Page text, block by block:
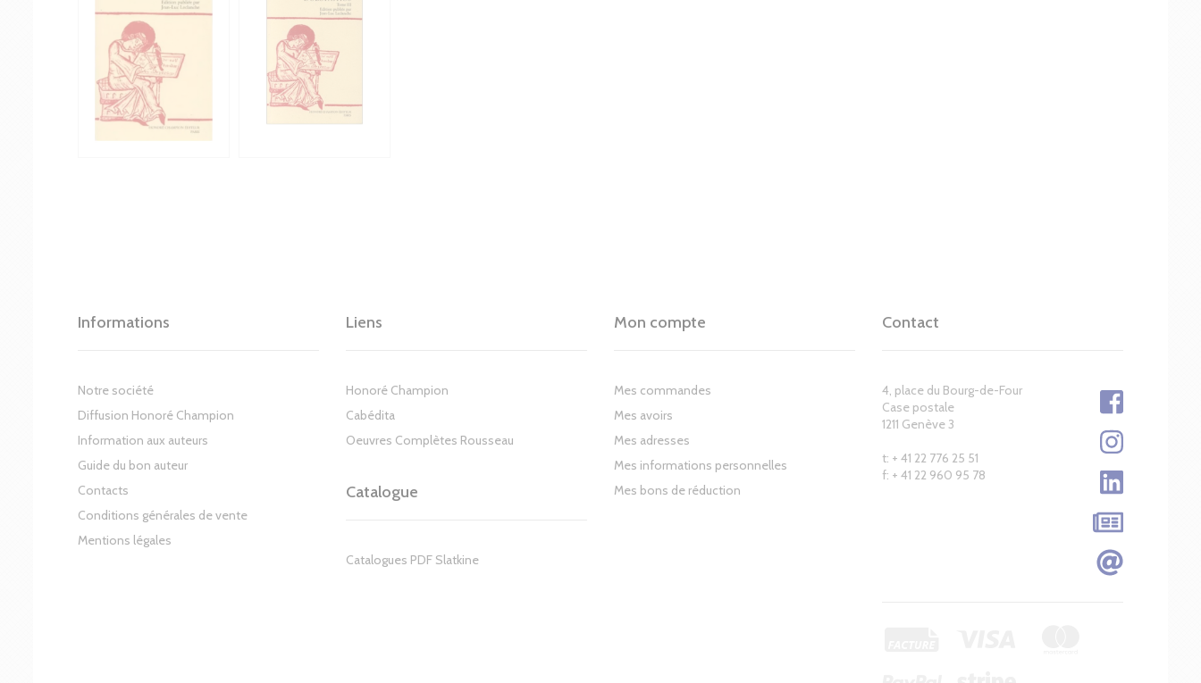
Informations
Notre société
Diffusion Honoré Champion
Information aux auteurs
Guide du bon auteur
Contacts
Conditions générales de vente
Mentions légales
Liens
Honoré Champion
Cabédita
Oeuvres Complètes Rousseau
Catalogue
Catalogues PDF Slatkine
Mon compte
Mes commandes
Mes avoirs
Mes adresses
Mes informations personnelles
Mes bons de réduction
Contact
4, place du Bourg-de-Four
Case postale
1211 Genève 3
t: + 41 22 776 25 51
f: + 41 22 960 95 78